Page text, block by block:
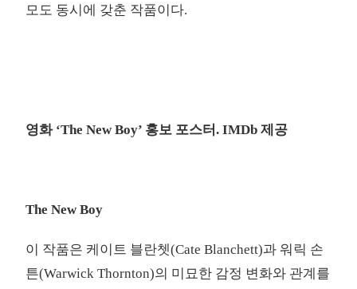
모도 동시에 갖춘 작품이다.
영화 ‘The New Boy’ 홍보 포스터. IMDb 제공
The New Boy
이 작품은 케이트 블란쳇(Cate Blanchett)과 워릭 손
튼(Warwick Thornton)의 미묘한 감정 변화와 관계를